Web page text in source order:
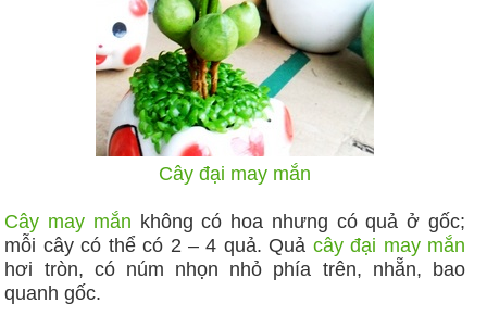
Cây đại may mắn
Cây may mắn không có hoa nhưng có quả ở gốc;
mỗi cây có thể có 2 – 4 quả. Quả cây đại may mắn
hơi tròn, có núm nhọn nhỏ phía trên, nhẵn, bao
quanh gốc.